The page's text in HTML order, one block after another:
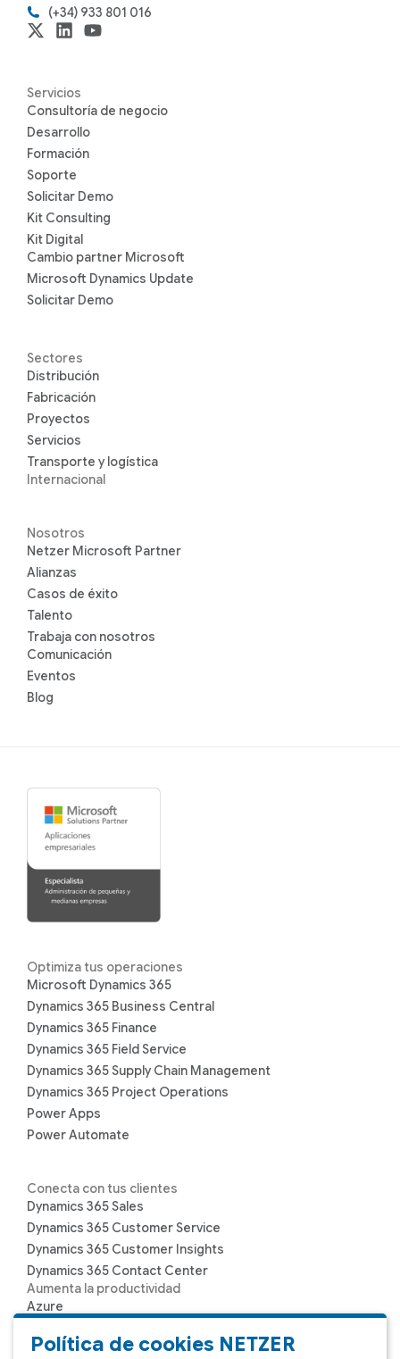
(+34) 933 801 016
Servicios
Consultoría de negocio
Desarrollo
Formación
Soporte
Solicitar Demo
Kit Consulting
Kit Digital
Cambio partner Microsoft
Microsoft Dynamics Update
Solicitar Demo
Sectores
Distribución
Fabricación
Proyectos
Servicios
Transporte y logística
Internacional
Nosotros
Netzer Microsoft Partner
Alianzas
Casos de éxito
Talento
Trabaja con nosotros
Comunicación
Eventos
Blog
Optimiza tus operaciones
Microsoft Dynamics 365
Dynamics 365 Business Central
Dynamics 365 Finance
Dynamics 365 Field Service
Dynamics 365 Supply Chain Management
Dynamics 365 Project Operations
Power Apps
Power Automate
Conecta con tus clientes
Dynamics 365 Sales
Dynamics 365 Customer Service
Dynamics 365 Customer Insights
Dynamics 365 Contact Center
Aumenta la productividad
Azure
Microsoft Teams
Política de cookies NETZER